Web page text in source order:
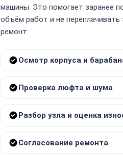
машины. Это помогает заранее
объём работ и не переплачивать
ремонт.
Осмотр корпуса и
Проверка люфта и шума
Разбор узла и оценка
Согласование ремонта